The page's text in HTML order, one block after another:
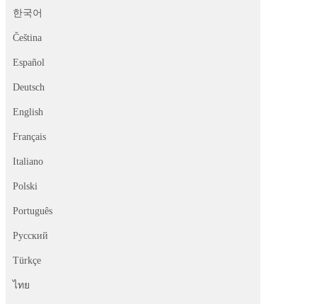
한국어
Čeština
Español
Deutsch
English
Français
Italiano
Polski
Português
Русский
Türkçe
ไทย